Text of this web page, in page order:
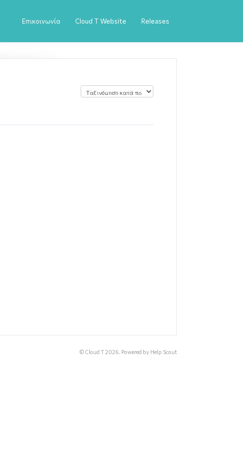
Επικοινωνία Cloud T Website Releases
© Cloud T 2026. Powered by Help Scout